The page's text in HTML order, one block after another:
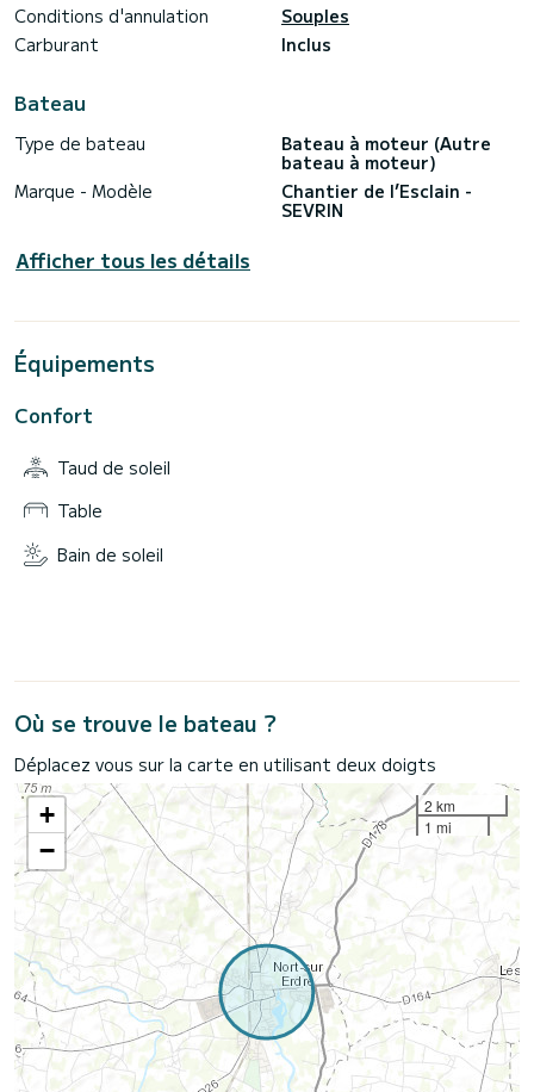
Conditions d'annulation
Souples
Carburant
Inclus
Bateau
Type de bateau
Bateau à moteur (Autre
bateau à moteur)
Marque - Modèle
Chantier de l’Esclain -
SEVRIN
Afficher tous les détails
Équipements
Confort
Taud de soleil
Table
Bain de soleil
Où se trouve le bateau ?
Déplacez vous sur la carte en utilisant deux doigts
+
−
2 km
1 mi